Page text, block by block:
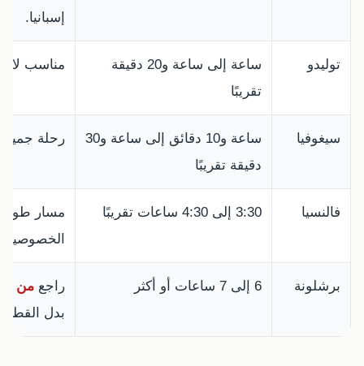
إسبانيا.
توليدو
ساعة إلى ساعة و20 دقيقة
تقريبًا
مناسب
سيغوفيا
ساعة و10 دقائق إلى ساعة و30
دقيقة تقريبًا
رحلة
فالنسيا 3:30 إلى 4:30 ساعات تقريبًا
مسار
الخصوصية
برشلونة 6 إلى 7 ساعات أو أكثر راجع من
بدل